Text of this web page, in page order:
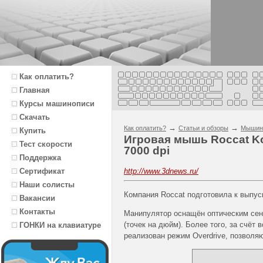
Как оплатить?
Главная
Курсы машинописи
Скачать
Купить
Тест скорости
Поддержка
Сертификат
Наши солисты
Вакансии
Контакты
ГОНКИ на клавиатуре
Как оплатить? → Статьи и обзоры →
Игровая мышь Roccat
7000 dpi
http://www.3dnews.ru/
Компания Roccat подготовила к
Манипулятор оснащён оптическим
(точек на дюйм). Более того, за счёт
реализован режим Overdrive,